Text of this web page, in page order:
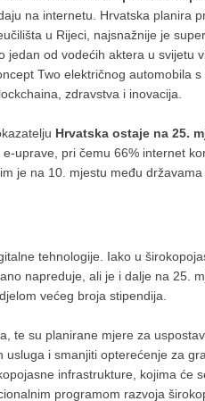
na internetu. Hrvatska planira
u Rijeci, najsnažnije je
od vodećih aktera u svijetu
Two električnog automobila
zdravstva i inovacija.
Hrvatska ostaje na 25.
uprave, pri čemu 66% internet
je na 10. mjestu među državama
tehnologije. Iako u
napreduje, ali je i dalje na 25.
većeg broja stipendija.
te su planirane mjere za
i smanjiti opterećenje za
infrastrukture, kojima će
programom razvoja